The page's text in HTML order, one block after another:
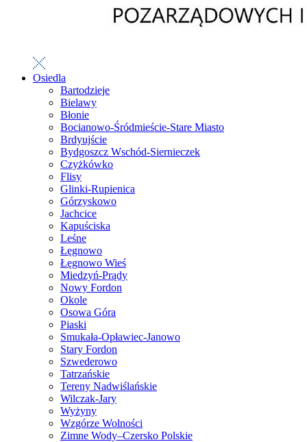
Osiedla
Bartodzieje
Bielawy
Błonie
Bocianowo-Śródmieście-Stare Miasto
Brdyujście
Bydgoszcz Wschód-Siernieczek
Czyżkówko
Flisy
Glinki-Rupienica
Górzyskowo
Jachcice
Kapuściska
Leśne
Łęgnowo
Łęgnowo Wieś
Miedzyń-Prądy
Nowy Fordon
Okole
Osowa Góra
Piaski
Smukała-Opławiec-Janowo
Stary Fordon
Szwederowo
Tatrzańskie
Tereny Nadwiślańskie
Wilczak-Jary
Wyżyny
Wzgórze Wolności
Zimne Wody–Czersko Polskie